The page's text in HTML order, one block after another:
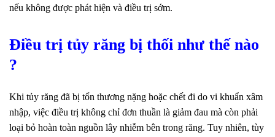
nếu không được phát hiện và điều trị sớm.
Điều trị tủy răng bị thối như thế nào
?
Khi tủy răng đã bị tổn thương nặng hoặc chết đi do vi khuẩn xâm
nhập, việc điều trị không chỉ đơn thuần là giảm đau mà còn phải
loại bỏ hoàn toàn nguồn lây nhiễm bên trong răng. Tuy nhiên, tùy